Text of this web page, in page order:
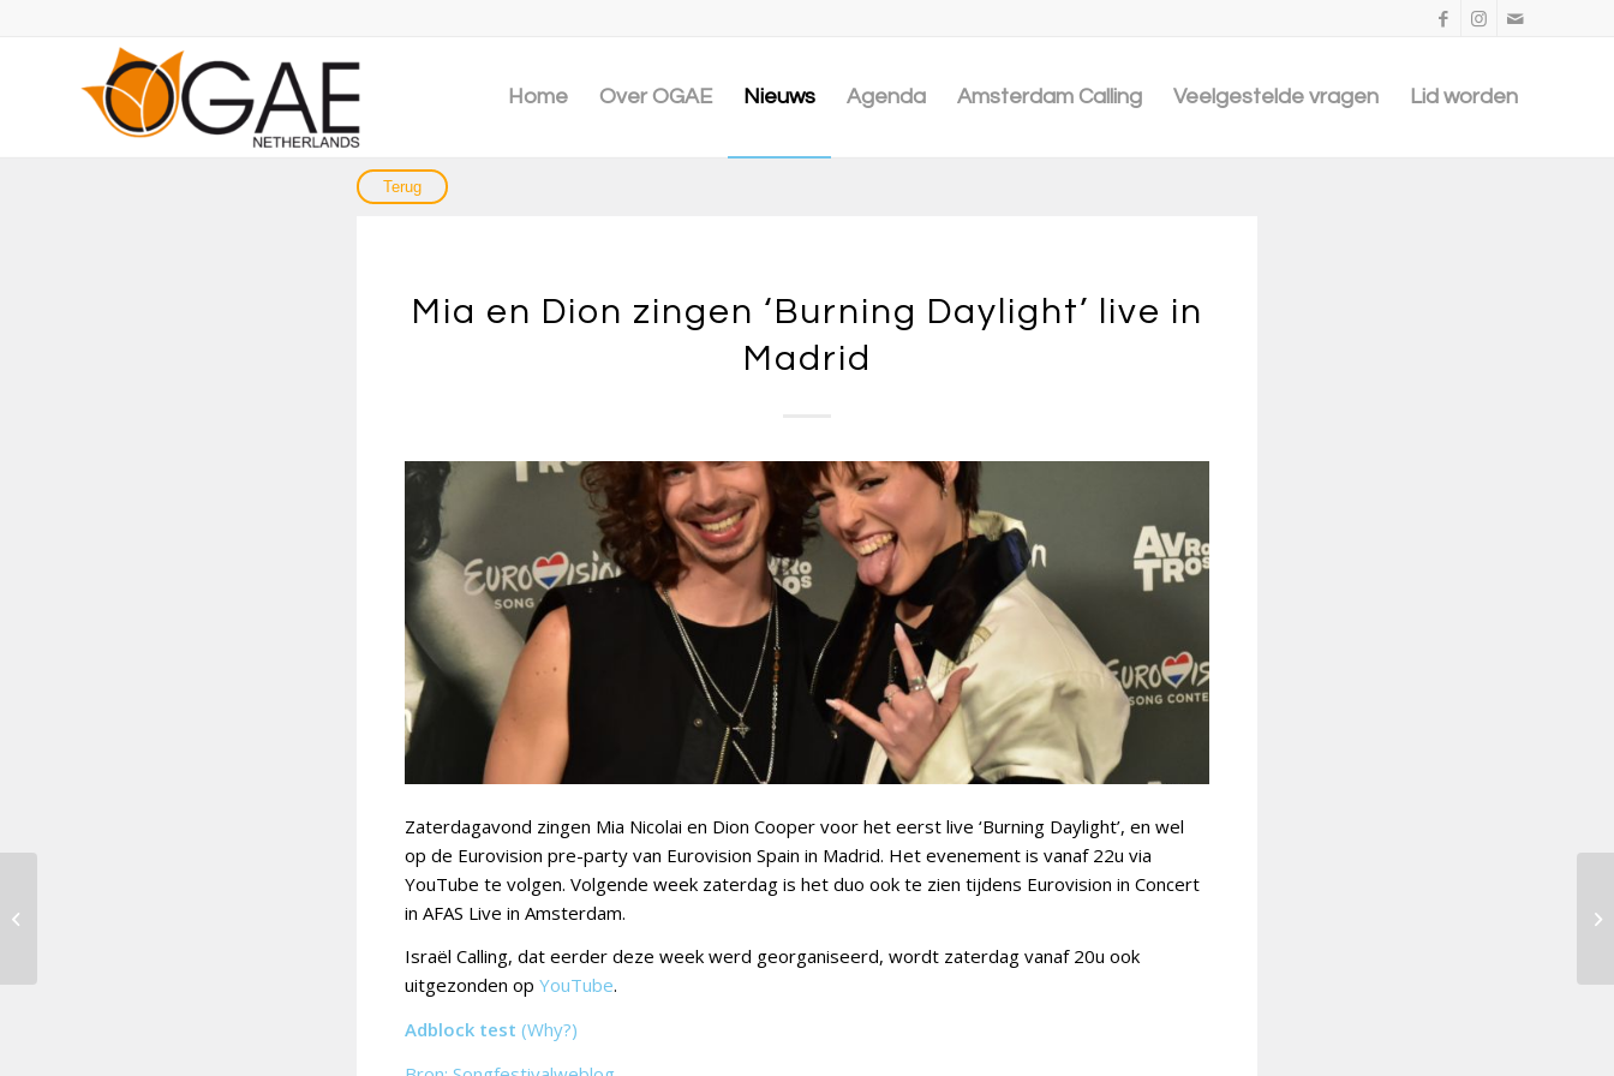
Home Over OGAE Nieuws Agenda Amsterdam Calling Veelgestelde vragen Lid worden
Mia en Dion zingen ‘Burning Daylight’ live in
Madrid
Zaterdagavond zingen Mia Nicolai en Dion Cooper voor het eerst live ‘Burning Daylight’, en wel
op de Eurovision pre-party van Eurovision Spain in Madrid. Het evenement is vanaf 22u via
YouTube te volgen. Volgende week zaterdag is het duo ook te zien tijdens Eurovision in Concert
in AFAS Live in Amsterdam.
Israël Calling, dat eerder deze week werd georganiseerd, wordt zaterdag vanaf 20u ook
uitgezonden op YouTube.
Adblock test (Why?)